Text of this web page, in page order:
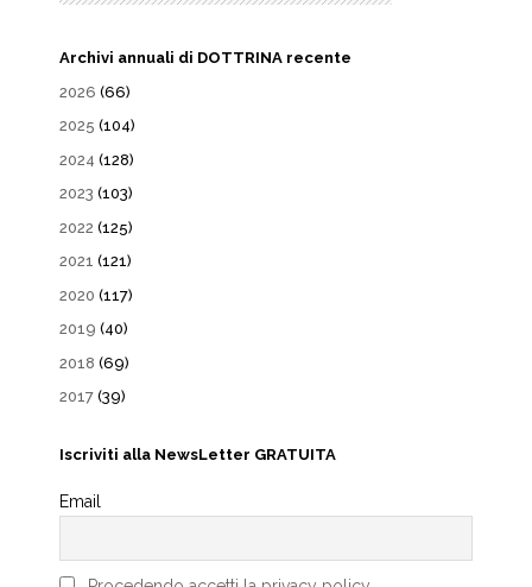
Archivi annuali di DOTTRINA recente
2026 (66)
2025 (104)
2024 (128)
2023 (103)
2022 (125)
2021 (121)
2020 (117)
2019 (40)
2018 (69)
2017 (39)
Iscriviti alla NewsLetter GRATUITA
Email